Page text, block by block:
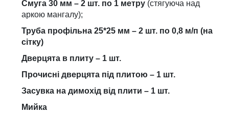
Смуга 30 мм – 2 шт. по 1 метру (стягуюча над
аркою мангалу);
Труба профільна 25*25 мм – 2 шт. по 0,8 м/п (на
сітку)
Дверцята в плиту – 1 шт.
Прочисні дверцята під плитою – 1 шт.
Засувка на димохід від плити – 1 шт.
Мийка